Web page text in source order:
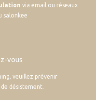
via email ou réseaux
salonkee
vous
veuillez prévenir
désistement.